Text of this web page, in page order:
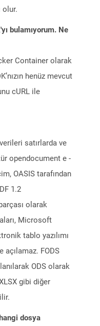
olur.
bulamıyorum. Ne
Container olarak
henüz mevcut
cURL ile
satırlarda ve
opendocument e -
OASIS tarafından
1.2
olarak
Microsoft
tablo yazılımı
açılamaz. FODS
ODS olarak
gibi diğer
dosya